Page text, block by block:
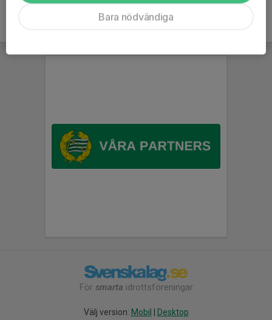
För smarta idrottsföreningar
Välj version: Mobil Desktop
Bara nödvändiga